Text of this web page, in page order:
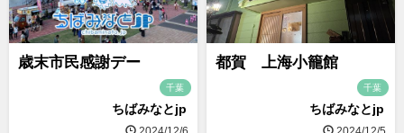
歳末市民感謝デー
千葉
ちばみなとjp
都賀 上海小籠館
千葉
ちばみなとjp